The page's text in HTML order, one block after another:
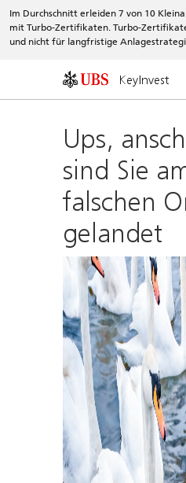
Im Durchschnitt erleiden 7 von 10
mit Turbo-Zertifikaten. Turbo-
und nicht für langfristige
KeyInvest
Ups,
sind Sie
falschen
gelandet